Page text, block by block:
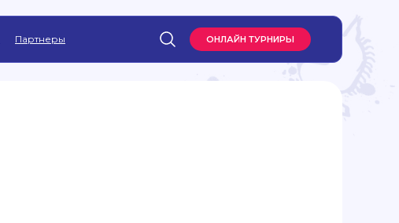
ОНЛАЙН ТУРНИРЫ
Партнеры